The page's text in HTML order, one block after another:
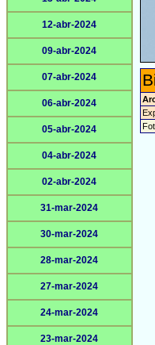
12-abr-2024
09-abr-2024
07-abr-2024
06-abr-2024
05-abr-2024
04-abr-2024
02-abr-2024
31-mar-2024
30-mar-2024
28-mar-2024
27-mar-2024
24-mar-2024
23-mar-2024